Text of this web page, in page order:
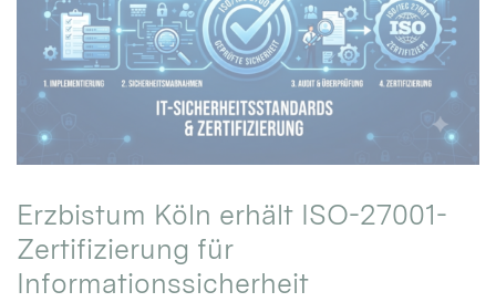
Erzbistum Köln erhält ISO-27001-
Zertifizierung für
Informationssicherheit